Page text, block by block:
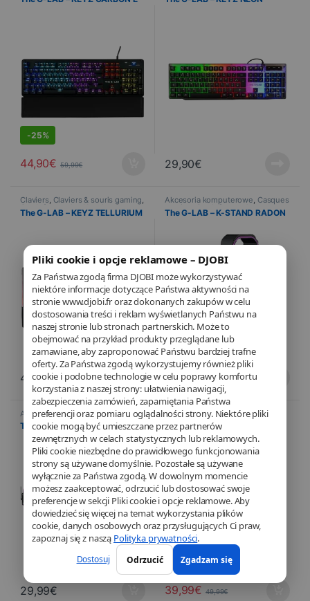
Pliki cookie i opcje reklamowe – DJOBI
Za Państwa zgodą firma DJOBI może wykorzystywać
niektóre informacje dotyczące Państwa aktywności na
stronie www.djobi.fr oraz dokonanych zakupów w celu
dostosowania treści i reklam wyświetlanych Państwu na
naszej stronie lub stronach partnerskich. Może to
obejmować na przykład produkty przeglądane lub
zamawiane, aby zaproponować Państwu bardziej trafne
oferty. Za Państwa zgodą wykorzystujemy również pliki
cookie i podobne technologie w celu poprawy komfortu
korzystania z naszej strony: ułatwienia nawigacji,
zabezpieczenia zamówień, zapamiętania Państwa
preferencji oraz pomiaru oglądalności strony. Niektóre pliki
cookie mogą być umieszczane przez partnerów
zewnętrznych w celach statystycznych lub reklamowych.
Pliki cookie niezbędne do prawidłowego funkcjonowania
strony są używane domyślnie. Pozostałe są używane
wyłącznie za Państwa zgodą. W dowolnym momencie
możesz zaakceptować, odrzucić lub dostosować swoje
preferencje w sekcji Pliki cookie i opcje reklamowe. Aby
dowiedzieć się więcej na temat wykorzystania plików
cookie, danych osobowych oraz przysługujących Ci praw,
zapoznaj się z naszą Polityka prywatności.
Dostosuj Odrzucić Zgadzam się
-25%
44,90€ 59,99€ 29,90€
Claviers, Claviers & souris gaming,
Gry Informatyka,Urządzenia
peryferyjne
The G-LAB – KEYZ TELLURIUM
49,99€
Akcesoria komputerowe, Casques
gaming, Gry Informatyka
The G-LAB – K-STAND RADON
29,99€
Akcesoria komputerowe,
Informatyka Urządzenia
peryferyjne,Tapis
The G-LAB – PAD RUBIDIUM
29,99€
DEALS
Kaski ,Casques gaming, Gry,
Informatyka, Urządzenia
peryferyjne,PROMOTIONS
The G-LAB – KORP VANADIUM
Blanc
20%
39,99€ 49,99€